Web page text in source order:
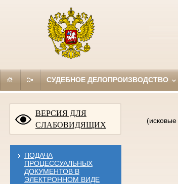
СУДЕБНОЕ ДЕЛОПРОИЗВОДСТВО
ВЕРСИЯ ДЛЯ
СЛАБОВИДЯЩИХ
ПОДАЧА
ПРОЦЕССУАЛЬНЫХ
ДОКУМЕНТОВ В
ЭЛЕКТРОННОМ ВИДЕ